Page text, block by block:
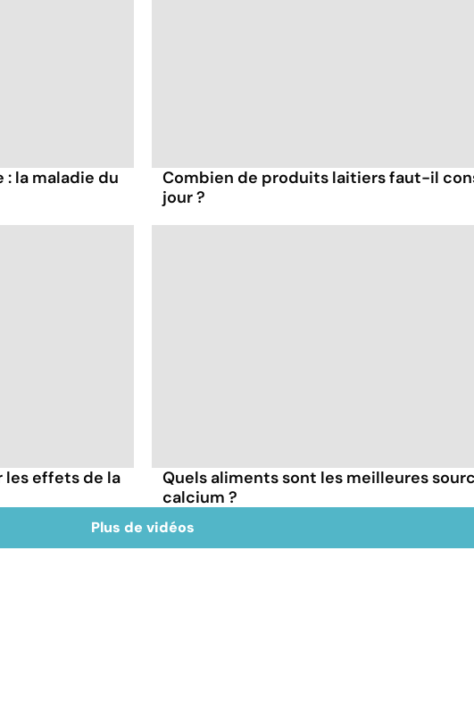
la maladie du
Combien de produits laitiers faut-il
jour ?
effets de la
Quels aliments sont les meilleures
calcium ?
Plus de vidéos